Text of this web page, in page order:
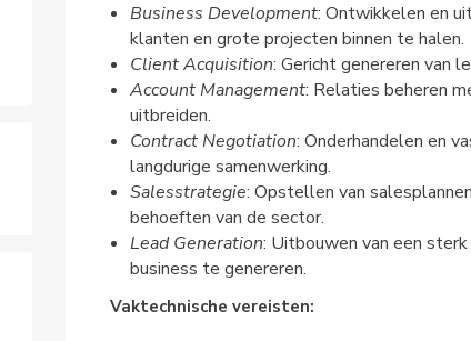
Business Development: Ontwikkelen en
klanten en grote projecten binnen te halen.
Client Acquisition: Gericht genereren van
Account Management: Relaties beheren
uitbreiden.
Contract Negotiation: Onderhandelen en
langdurige samenwerking.
Salesstrategie: Opstellen van
behoeften van de sector.
Lead Generation: Uitbouwen van een
business te genereren.
Vaktechnische vereisten: